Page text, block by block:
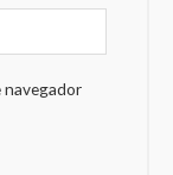
navegador